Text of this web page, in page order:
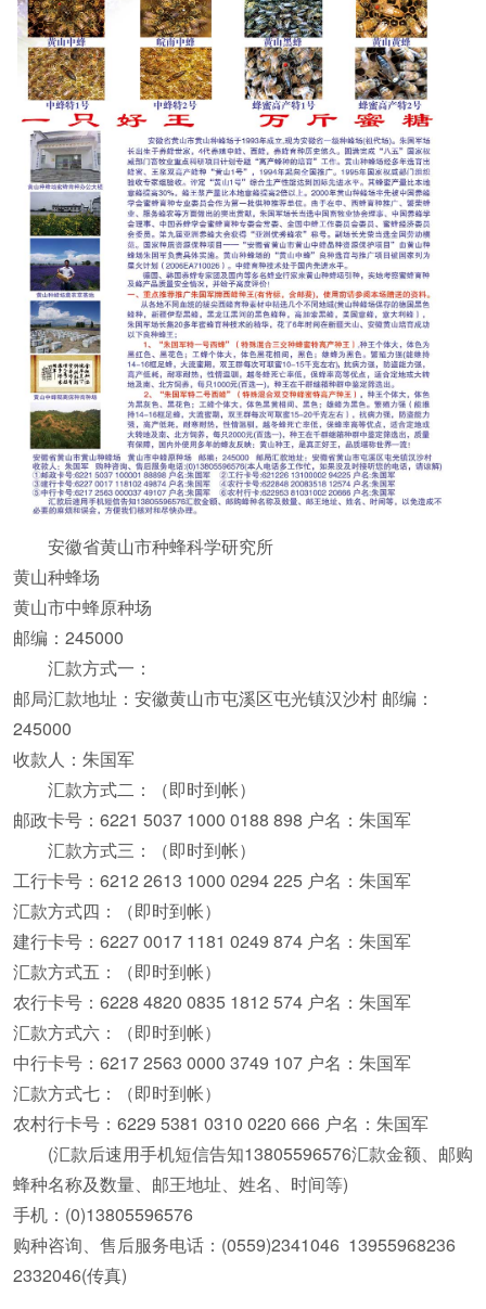
安徽省黄山市种蜂科学研究所
黄山种蜂场
黄山市中蜂原种场
邮编：245000
汇款方式一：
邮局汇款地址：安徽黄山市屯溪区屯光镇汉沙村 邮编：
245000
收款人：朱国军
汇款方式二：（即时到帐）
邮政卡号：6221 5037 1000 0188 898 户名：朱国军
汇款方式三：（即时到帐）
工行卡号：6212 2613 1000 0294 225 户名：朱国军
汇款方式四：（即时到帐）
建行卡号：6227 0017 1181 0249 874 户名：朱国军
汇款方式五：（即时到帐）
农行卡号：6228 4820 0835 1812 574 户名：朱国军
汇款方式六：（即时到帐）
中行卡号：6217 2563 0000 3749 107 户名：朱国军
汇款方式七：（即时到帐）
农村行卡号：6229 5381 0310 0220 666 户名：朱国军
(汇款后速用手机短信告知13805596576汇款金额、邮购
蜂种名称及数量、邮王地址、姓名、时间等)
手机：(0)13805596576
购种咨询、售后服务电话：(0559)2341046 13955968236
2332046(传真)